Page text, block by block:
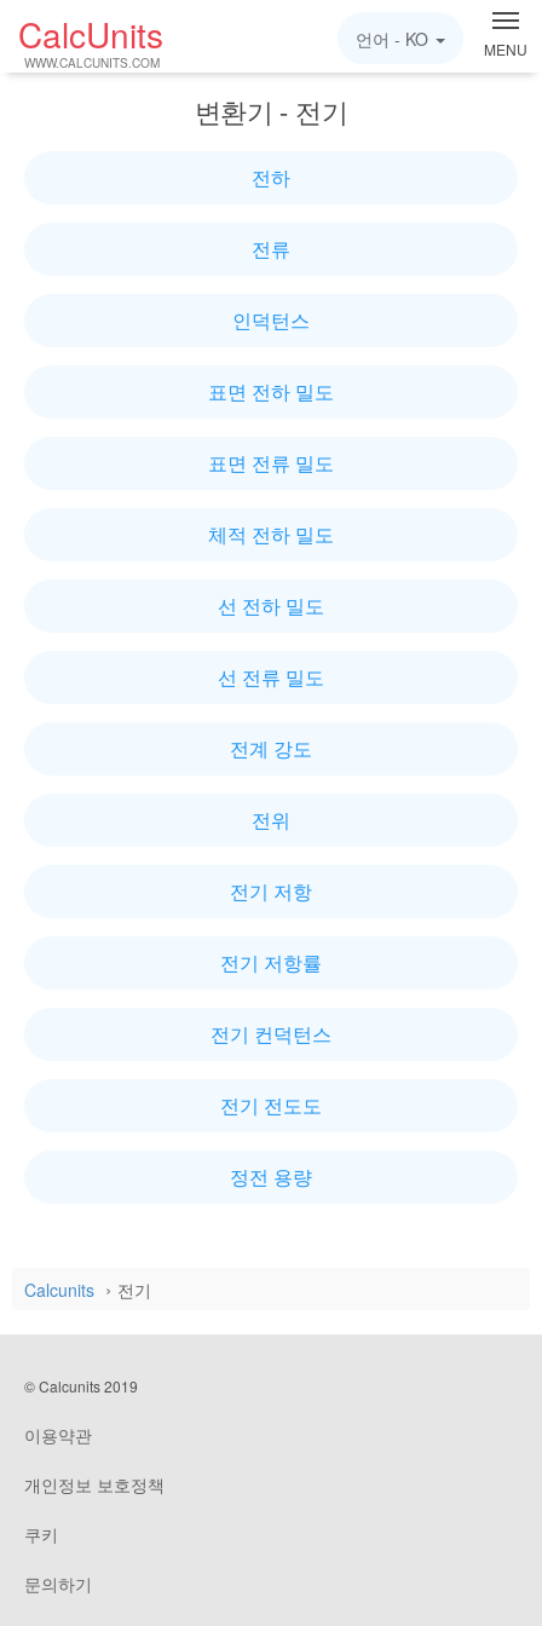
CalcUnits
WWW.CALCUNITS.COM
MENU
언어 - KO
변환기 - 전기
전하
전류
인덕턴스
표면 전하 밀도
표면 전류 밀도
체적 전하 밀도
선 전하 밀도
선 전류 밀도
전계 강도
전위
전기 저항
전기 저항률
전기 컨덕턴스
전기 전도도
정전 용량
Calcunits 전기
© Calcunits 2019
이용약관
개인정보 보호정책
쿠키
문의하기